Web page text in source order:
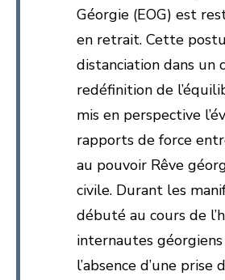
Géorgie (EOG) est
en retrait. Cette
distanciation dans un
redéfinition de
mis en perspective
rapports de force
au pouvoir Rêve
civile. Durant les
débuté au cours de
internautes
l’absence d’une prise